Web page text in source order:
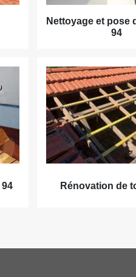
Nettoyage et pose
94
Rénovation de